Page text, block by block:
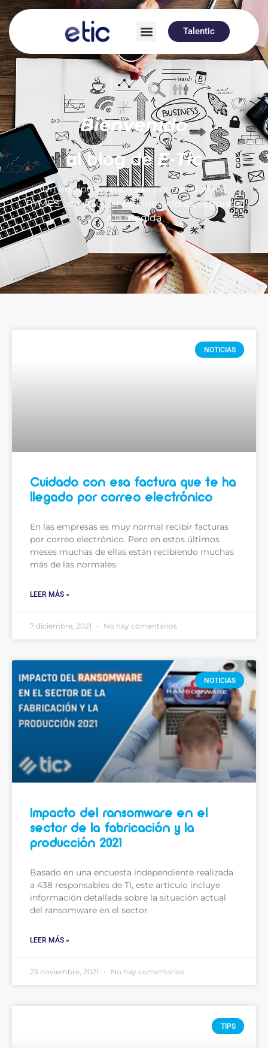
Talentic
Bienvenido
al blog deE-Tic
Un equipo apasionado por transformar
PYMES con soluciones innovadoras, seguras y
a la medida
NOTICIAS
Cuidado con esa factura que te ha
llegado por correo electrónico
En las empresas es muy normal recibir facturas
por correo electrónico. Pero en estos últimos
meses muchas de ellas están recibiendo muchas
más de las normales.
LEER MÁS »
7 diciembre, 2021 No hay comentarios
NOTICIAS
Impacto del ransomware en el
sector de la fabricación y la
producción 2021
Basado en una encuesta independiente realizada
a 438 responsables de TI, este articulo incluye
información detallada sobre la situación actual
del ransomware en el sector
LEER MÁS »
23 noviembre, 2021 No hay comentarios
TIPS